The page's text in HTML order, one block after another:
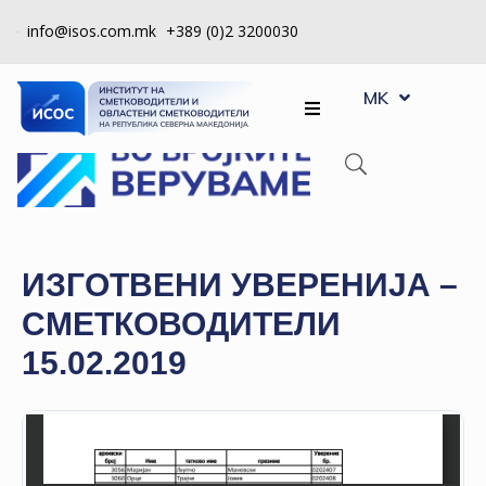
info@isos.com.mk +389 (0)2 3200030
ЗА
НАС
РЕГИСТРИ
НА
КВАЛИТЕТ
КАКО
СТАНАМ
MK
SQ
ИЗГОТВЕНИ УВЕРЕНИЈА –
СМЕТКОВОДИТЕЛИ
15.02.2019